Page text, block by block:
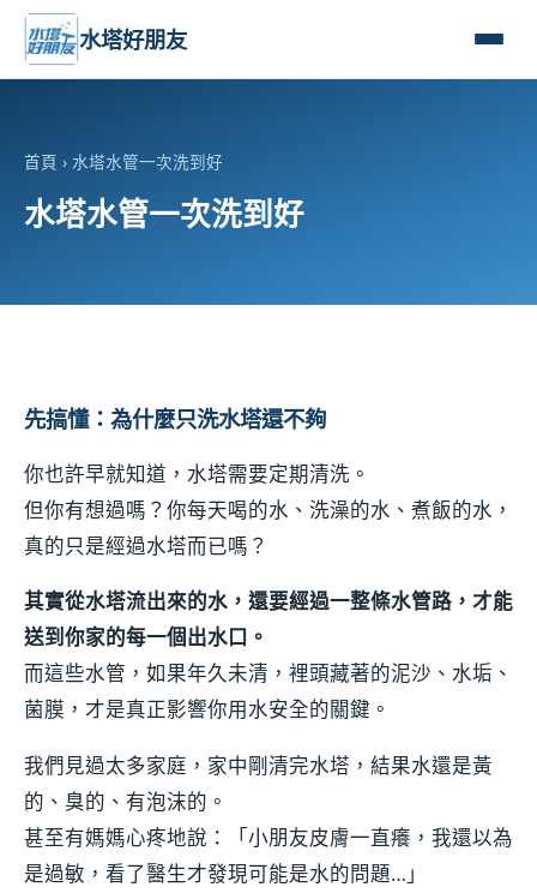
水塔好朋友
首頁 › 水塔水管一次洗到好
水塔水管一次洗到好
先搞懂：為什麼只洗水塔還不夠
你也許早就知道，水塔需要定期清洗。
但你有想過嗎？你每天喝的水、洗澡的水、煮飯的水，
真的只是經過水塔而已嗎？
其實從水塔流出來的水，還要經過一整條水管路，才能
送到你家的每一個出水口。
而這些水管，如果年久未清，裡頭藏著的泥沙、水垢、
菌膜，才是真正影響你用水安全的關鍵。
我們見過太多家庭，家中剛清完水塔，結果水還是黃
的、臭的、有泡沫的。
甚至有媽媽心疼地說：「小朋友皮膚一直癢，我還以為
是過敏，看了醫生才發現可能是水的問題…」